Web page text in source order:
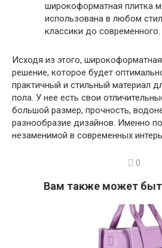
широкоформатная плитка
использована в любом
классики до современного.
Исходя из этого,
решение, которое будет
практичный и стильный материал
пола. У нее есть свои
большой размер, прочность,
разнообразие дизайнов. Именно
незаменимой в современных
0
Вам также может